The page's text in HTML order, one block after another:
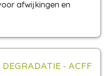
afwijkingen en
- ACFF